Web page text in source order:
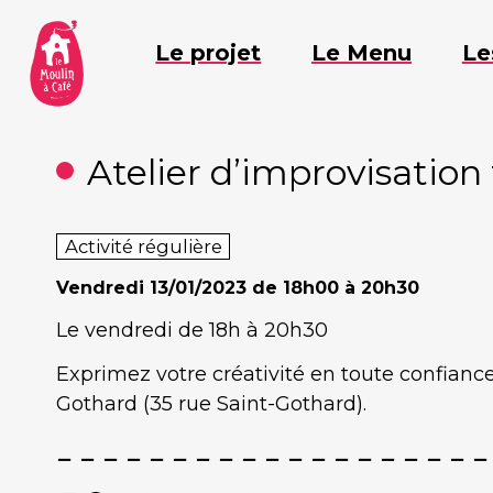
contenu
Le projet Le Menu
Atelier
Activité régulière
Vendredi 13/01/2023 de 18h00 à 20h30
Le vendredi de 18h à 20h30
Exprimez votre créativité en toute
Gothard (35 rue Saint-Gothard).